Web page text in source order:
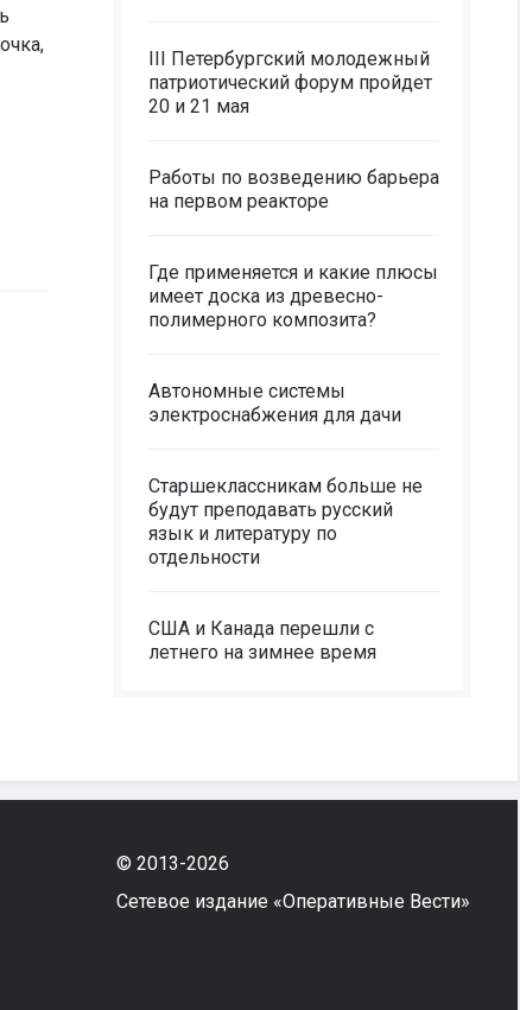
III Петербургский молодежный
патриотический форум пройдет
20 и 21 мая
Работы по возведению барьера
на первом реакторе
Где применяется и какие плюсы
имеет доска из древесно-
полимерного композита?
Автономные системы
электроснабжения для дачи
Старшеклассникам больше не
будут преподавать русский
язык и литературу по
отдельности
США и Канада перешли с
летнего на зимнее время
© 2013-2026
Сетевое издание «Оперативные Вести»